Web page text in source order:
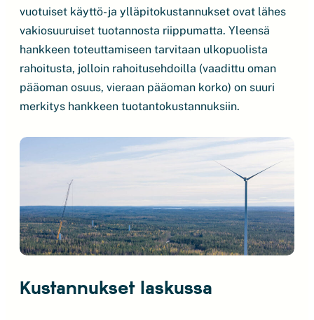
vuotuiset käyttö- ja ylläpitokustannukset ovat lähes
vakiosuuruiset tuotannosta riippumatta. Yleensä
hankkeen toteuttamiseen tarvitaan ulkopuolista
rahoitusta, jolloin rahoitusehdoilla (vaadittu oman
pääoman osuus, vieraan pääoman korko) on suuri
merkitys hankkeen tuotantokustannuksiin.
Kustannukset laskussa